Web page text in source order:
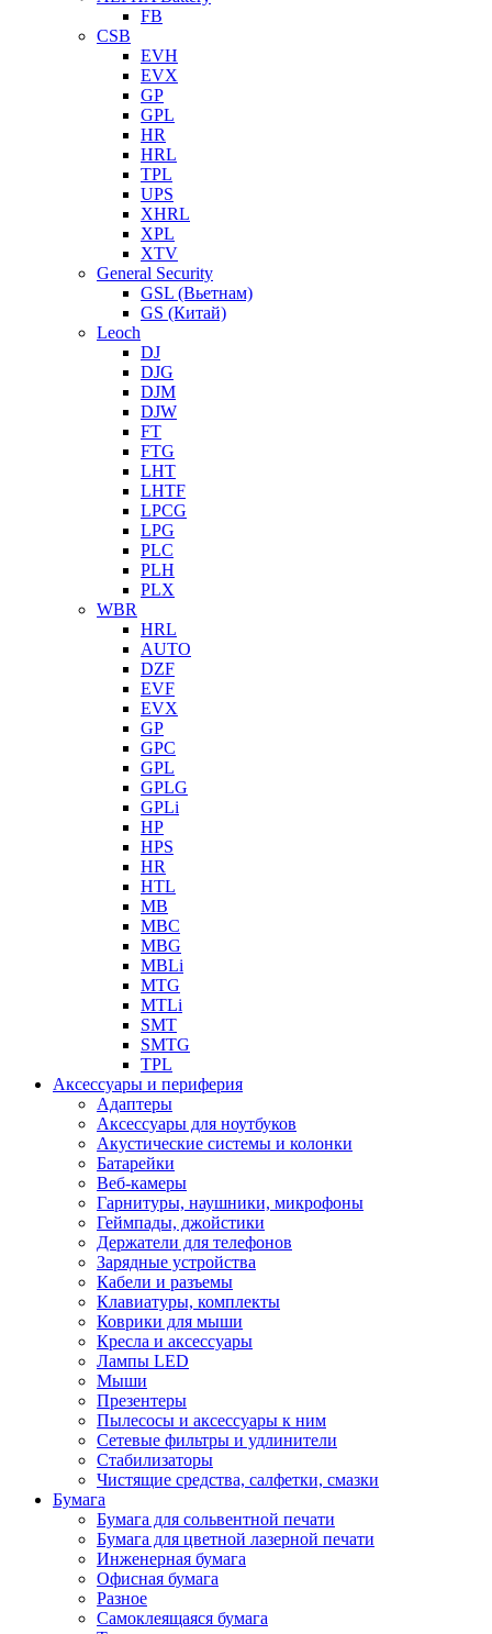
FB
CSB
EVH
EVX
GP
GPL
HR
HRL
TPL
UPS
XHRL
XPL
XTV
General Security
GSL (Вьетнам)
GS (Китай)
Leoch
DJ
DJG
DJM
DJW
FT
FTG
LHT
LHTF
LPCG
LPG
PLC
PLH
PLX
WBR
HRL
AUTO
DZF
EVF
EVX
GP
GPC
GPL
GPLG
GPLi
HP
HPS
HR
HTL
MB
MBC
MBG
MBLi
MTG
MTLi
SMT
SMTG
TPL
Аксессуары и периферия
Адаптеры
Аксессуары для ноутбуков
Акустические системы и колонки
Батарейки
Веб-камеры
Гарнитуры, наушники, микрофоны
Геймпады, джойстики
Держатели для телефонов
Зарядные устройства
Кабели и разъемы
Клавиатуры, комплекты
Коврики для мыши
Кресла и аксессуары
Лампы LED
Мыши
Презентеры
Пылесосы и аксессуары к ним
Сетевые фильтры и удлинители
Стабилизаторы
Чистящие средства, салфетки, смазки
Бумага
Бумага для сольвентной печати
Бумага для цветной лазерной печати
Инженерная бумага
Офисная бумага
Разное
Самоклеящаяся бумага